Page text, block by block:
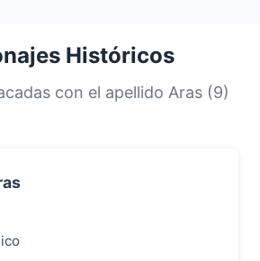
de la población. Esta
ayuda a comprender los
migratoria de las familias
Históricos
con el apellido Aras (9)